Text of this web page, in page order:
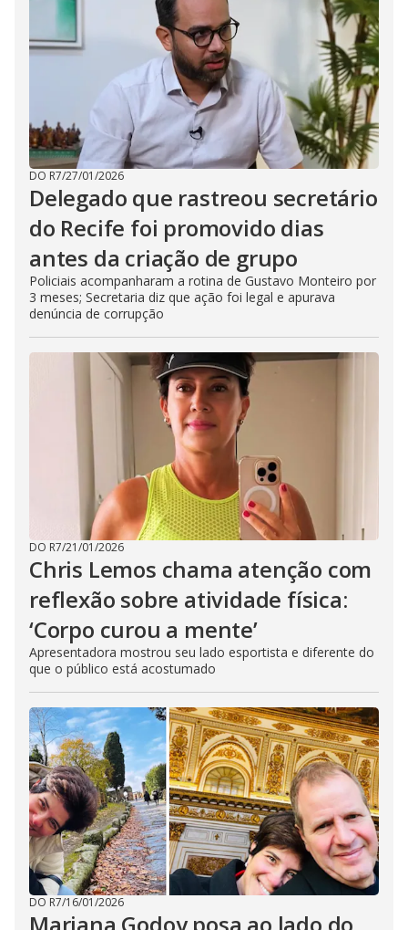
DO R7/27/01/2026
Delegado que rastreou secretário
do Recife foi promovido dias
antes da criação de grupo
Policiais acompanharam a rotina de Gustavo Monteiro por
3 meses; Secretaria diz que ação foi legal e apurava
denúncia de corrupção
DO R7/21/01/2026
Chris Lemos chama atenção com
reflexão sobre atividade física:
‘Corpo curou a mente’
Apresentadora mostrou seu lado esportista e diferente do
que o público está acostumado
DO R7/16/01/2026